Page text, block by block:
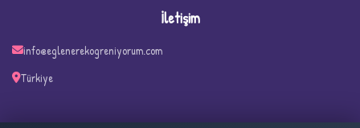
İletişim
info@eglenerekogreniyorum.com
Türkiye